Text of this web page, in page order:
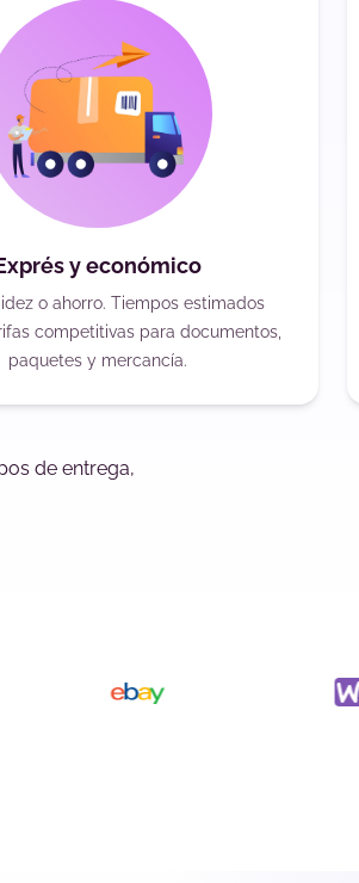
y económico
o ahorro. Tiempos estimados
competitivas para documentos,
paquetes y mercancía.
de entrega,